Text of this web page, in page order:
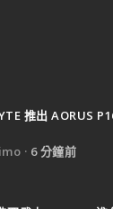
推出 AORUS
6 分鐘前